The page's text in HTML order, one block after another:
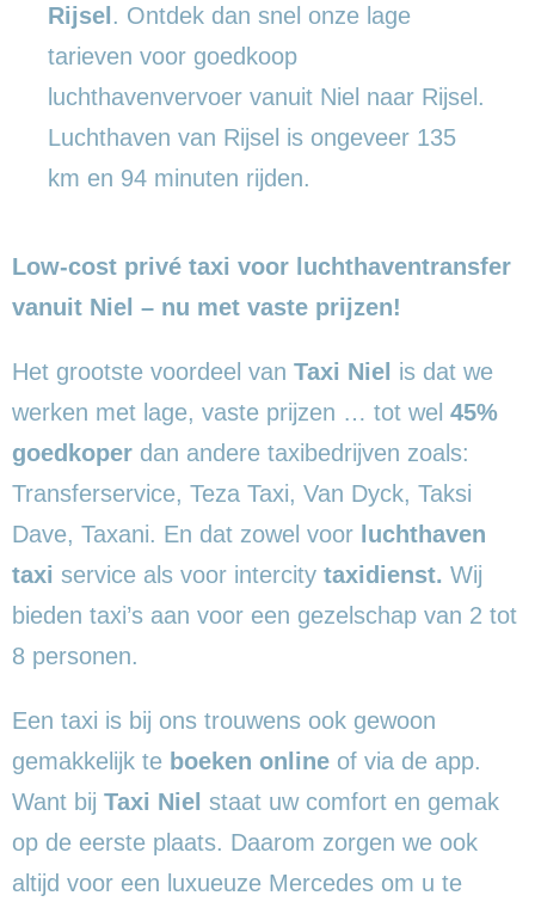
Rijsel . Ontdek dan snel onze lage
tarieven voor goedkoop
luchthavenvervoer vanuit Niel naar Rijsel.
Luchthaven van Rijsel is ongeveer 135
km en 94 minuten rijden.
Low-cost privé taxi voor luchthaventransfer
vanuit Niel – nu met vaste prijzen!
Het grootste voordeel van Taxi Niel is dat we
werken met lage, vaste prijzen … tot wel 45%
goedkoper dan andere taxibedrijven zoals:
Transferservice, Teza Taxi, Van Dyck, Taksi
Dave, Taxani. En dat zowel voor luchthaven
taxi service als voor intercity taxidienst. Wij
bieden taxi’s aan voor een gezelschap van 2 tot
8 personen.
Een taxi is bij ons trouwens ook gewoon
gemakkelijk te boeken online of via de app.
Want bij Taxi Niel staat uw comfort en gemak
op de eerste plaats. Daarom zorgen we ook
altijd voor een luxueuze Mercedes om u te